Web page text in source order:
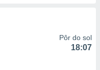
Pôr do sol
18:07